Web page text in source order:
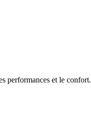
performances et le confort.